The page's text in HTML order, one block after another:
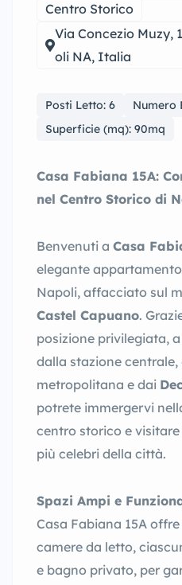
Centro Storico
Via Concezio Muzy,
oli NA, Italia
Posti Letto: 6
Numero
Superficie (mq): 90mq
Casa Fabiana 15A:
nel Centro Storico di
Benvenuti a Casa
elegante
Napoli, affacciato sul
Castel Capuano.
posizione privilegiata,
dalla stazione
metropolitana e dai
potrete immergervi
centro storico e
più celebri della città.
Spazi Ampi e
Casa Fabiana 15A
camere da letto,
e bagno privato, per